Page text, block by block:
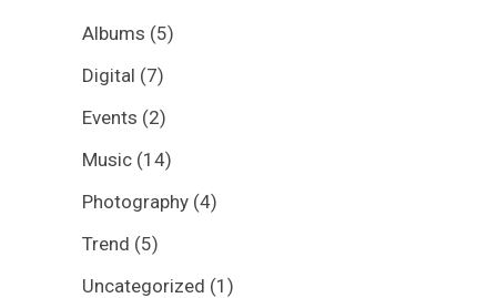
Albums (5)
Digital (7)
Events (2)
Music (14)
Photography (4)
Trend (5)
Uncategorized (1)